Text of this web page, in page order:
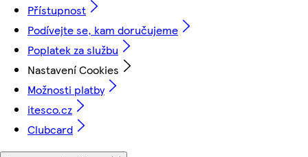
Přístupnost
Podívejte se, kam doručujeme
Poplatek za službu
Nastavení Cookies
Možnosti platby
itesco.cz
Clubcard